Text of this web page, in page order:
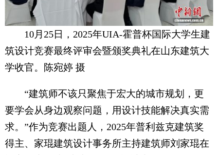
10月25日，2025年UIA-霍普杯国际大学生建
筑设计竞赛最终评审会暨颁奖典礼在山东建筑大
学收官。陈宛婷 摄
“建筑师不该只聚焦于宏大的城市规划，更
要学会从身边观察问题，用设计技能解决真实需
求。”作为竞赛出题人，2025年普利兹克建筑奖
得主、家琨建筑设计事务所主持建筑师刘家琨在